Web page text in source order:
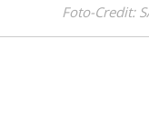
Foto-Credit: